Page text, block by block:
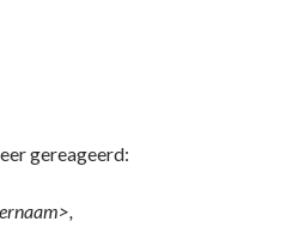
gereageerd: